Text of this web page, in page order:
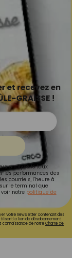
et recevez en
GRAISSE !
analyse le taux
les performances des
courriels, l'heure à
le terminal que
notre politique de
votre newsletter contenant des
le lien de désabonnement
connaissance de notreCharte de